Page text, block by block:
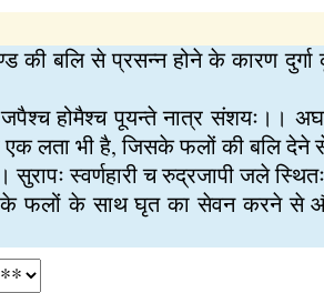
की बलि से प्रसन्न होने के कारण दुर्गा
जपैश्च होमैश्च पूयन्ते नात्र संशयः।।
एक लता भी है, जिसके फलों की बलि
सुरापः स्वर्णहारी च रुद्रजापी जले
के फलों के साथ घृत का सेवन करने